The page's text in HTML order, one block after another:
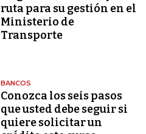
ruta para su gestión en el
Ministerio de
Transporte
BANCOS
Conozca los seis pasos
que usted debe seguir si
quiere solicitar un